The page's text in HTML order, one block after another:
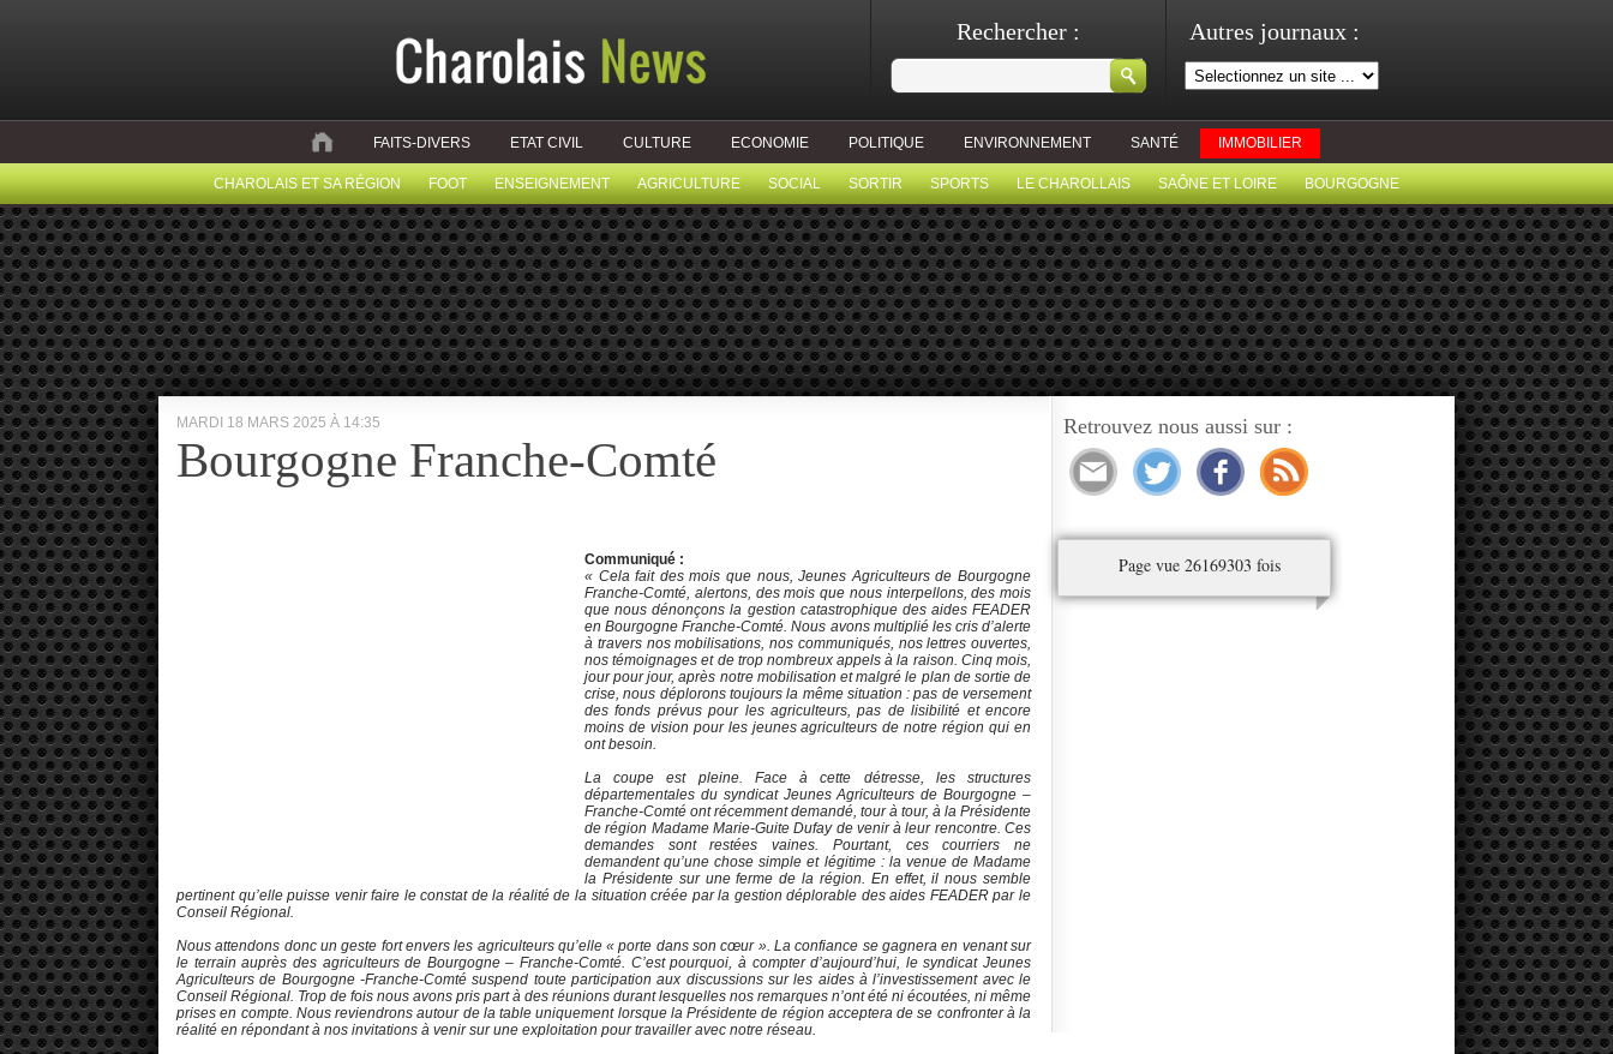
Autres journaux :
Rechercher :
FAITS-DIVERS ETAT CIVIL CULTURE ECONOMIE POLITIQUE ENVIRONNEMENT SANTÉ IMMOBILIER
CHAROLAIS ET SA RÉGION FOOT ENSEIGNEMENT AGRICULTURE SOCIAL SORTIR SPORTS LE CHAROLLAIS SAÔNE ET LOIRE BOURGOGNE
MARDI 18 MARS 2025 À 14:35
Bourgogne Franche-Comté
Communiqué :
« Cela fait des mois que nous, Jeunes Agriculteurs de Bourgogne
Franche-Comté, alertons, des mois que nous interpellons, des mois
que nous dénonçons la gestion catastrophique des aides FEADER
en Bourgogne Franche-Comté. Nous avons multiplié les cris d’alerte
à travers nos mobilisations, nos communiqués, nos lettres ouvertes,
nos témoignages et de trop nombreux appels à la raison. Cinq mois,
jour pour jour, après notre mobilisation et malgré le plan de sortie de
crise, nous déplorons toujours la même situation : pas de versement
des fonds prévus pour les agriculteurs, pas de lisibilité et encore
moins de vision pour les jeunes agriculteurs de notre région qui en
ont besoin.
La coupe est pleine. Face à cette détresse, les structures
départementales du syndicat Jeunes Agriculteurs de Bourgogne –
Franche-Comté ont récemment demandé, tour à tour, à la Présidente
de région Madame Marie-Guite Dufay de venir à leur rencontre. Ces
demandes sont restées vaines. Pourtant, ces courriers ne
demandent qu’une chose simple et légitime : la venue de Madame
la Présidente sur une ferme de la région. En effet, il nous semble
pertinent qu’elle puisse venir faire le constat de la réalité de la situation créée par la gestion déplorable des aides FEADER par le
Conseil Régional.
Nous attendons donc un geste fort envers les agriculteurs qu’elle « porte dans son cœur ». La confiance se gagnera en venant sur
le terrain auprès des agriculteurs de Bourgogne – Franche-Comté. C’est pourquoi, à compter d’aujourd’hui, le syndicat Jeunes
Agriculteurs de Bourgogne -Franche-Comté suspend toute participation aux discussions sur les aides à l’investissement avec le
Conseil Régional. Trop de fois nous avons pris part à des réunions durant lesquelles nos remarques n’ont été ni écoutées, ni même
prises en compte. Nous reviendrons autour de la table uniquement lorsque la Présidente de région acceptera de se confronter à la
réalité en répondant à nos invitations à venir sur une exploitation pour travailler avec notre réseau.
Retrouvez nous aussi sur :
Page vue 26169303 fois